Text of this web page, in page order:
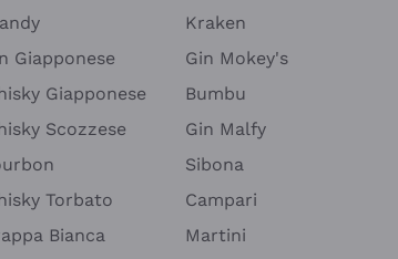
Giapponese
Giapponese
Scozzese
Torbato
Bianca
Kraken
Gin Mokey's
Bumbu
Gin Malfy
Sibona
Campari
Martini